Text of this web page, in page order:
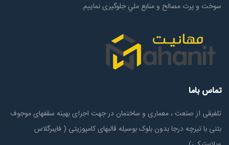
سوخت و پرت مصالح و منابع ملي جلوگیری نماییم.
تماس باما
تلفیقی از صنعت ، معماری و ساختمان در جهت اجرای بهینه سقفهای موجوف
بتنی با تیرچه درجا بدون بلوک بوسیله قالبهای کامپوزیتی ( فایبرگلاس